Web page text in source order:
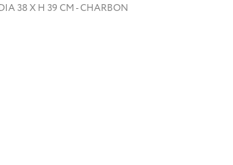
38 X H 39 CM - CHARBON